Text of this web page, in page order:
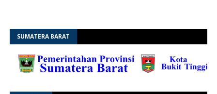
SUMATERA BARAT